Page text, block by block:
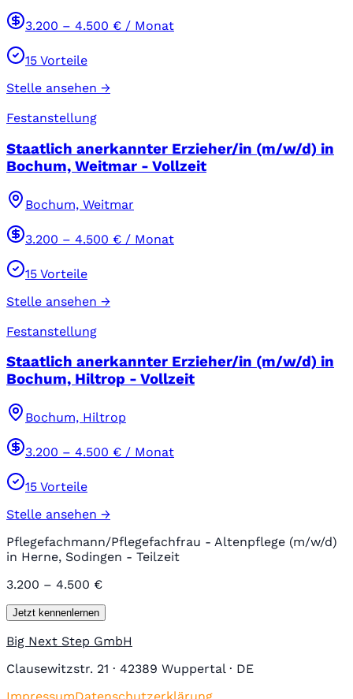
3.200 – 4.500 € / Monat
15 Vorteile
Stelle ansehen →
Festanstellung
Staatlich anerkannter Erzieher/in (m/w/d) in
Bochum, Weitmar - Vollzeit
Bochum, Weitmar
3.200 – 4.500 € / Monat
15 Vorteile
Stelle ansehen →
Festanstellung
Staatlich anerkannter Erzieher/in (m/w/d) in
Bochum, Hiltrop - Vollzeit
Bochum, Hiltrop
3.200 – 4.500 € / Monat
15 Vorteile
Stelle ansehen →
Pflegefachmann/Pflegefachfrau - Altenpflege (m/w/d)
in Herne, Sodingen - Teilzeit
3.200 – 4.500 €
Jetzt kennenlernen
Big Next Step GmbH
Clausewitzstr. 21 · 42389 Wuppertal · DE